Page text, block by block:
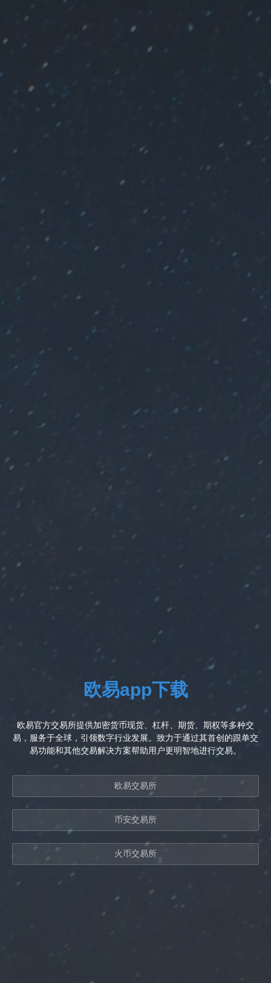
欧易app下载
欧易官方交易所提供加密货币现货、杠杆、期货、期权等多种交
易，服务于全球，引领数字行业发展。致力于通过其首创的跟单交
易功能和其他交易解决方案帮助用户更明智地进行交易。
欧易交易所
币安交易所
火币交易所